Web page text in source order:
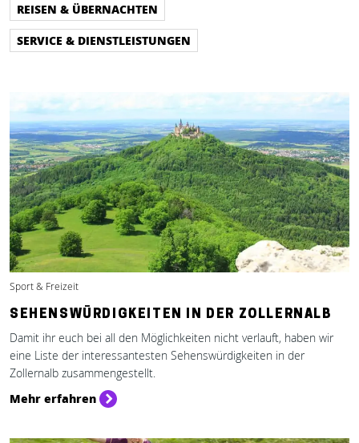
REISEN & ÜBERNACHTEN
SERVICE & DIENSTLEISTUNGEN
Sport & Freizeit
SEHENSWÜRDIGKEITEN IN DER ZOLLERNALB
Damit ihr euch bei all den Möglichkeiten nicht verlauft, haben wir
eine Liste der interessantesten Sehenswürdigkeiten in der
Zollernalb zusammengestellt.
Mehr erfahren